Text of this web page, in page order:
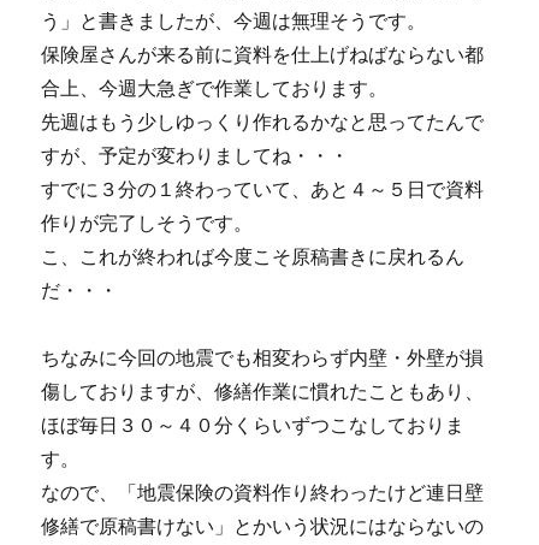
う」と書きましたが、今週は無理そうです。
保険屋さんが来る前に資料を仕上げねばならない都
合上、今週大急ぎで作業しております。
先週はもう少しゆっくり作れるかなと思ってたんで
すが、予定が変わりましてね・・・
すでに３分の１終わっていて、あと４～５日で資料
作りが完了しそうです。
こ、これが終われば今度こそ原稿書きに戻れるん
だ・・・
ちなみに今回の地震でも相変わらず内壁・外壁が損
傷しておりますが、修繕作業に慣れたこともあり、
ほぼ毎日３０～４０分くらいずつこなしておりま
す。
なので、「地震保険の資料作り終わったけど連日壁
修繕で原稿書けない」とかいう状況にはならないの